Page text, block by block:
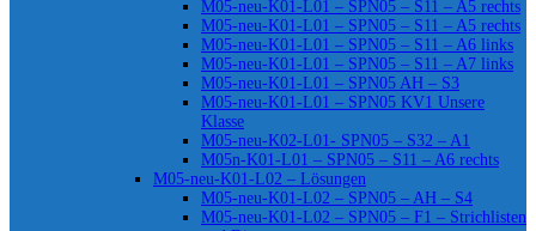
M05-neu-K01-L01 – SPN05 – S11 – A5 rechts
M05-neu-K01-L01 – SPN05 – S11 – A5 rechts
M05-neu-K01-L01 – SPN05 – S11 – A6 links
M05-neu-K01-L01 – SPN05 – S11 – A7 links
M05-neu-K01-L01 – SPN05 AH – S3
M05-neu-K01-L01 – SPN05 KV1 Unsere
Klasse
M05-neu-K02-L01- SPN05 – S32 – A1
M05n-K01-L01 – SPN05 – S11 – A6 rechts
M05-neu-K01-L02 – Lösungen
M05-neu-K01-L02 – SPN05 – AH – S4
M05-neu-K01-L02 – SPN05 – F1 – Strichlisten